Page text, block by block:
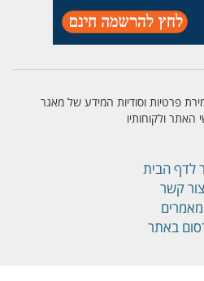
פרטיות וסודיות המידע של מאגר
ולקוחותיו
לדף הבית
צור קשר
מאמרים
באתר